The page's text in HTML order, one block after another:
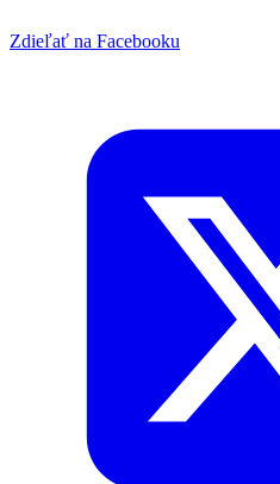
Zdieľať na Facebooku